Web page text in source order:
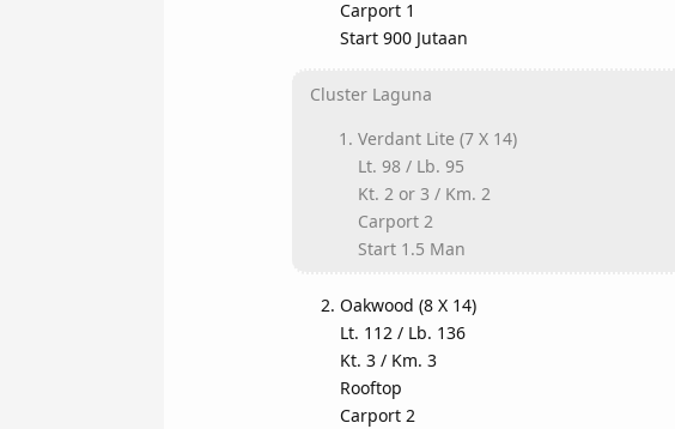
Carport 1
Start 900 Jutaan
Cluster Laguna
Verdant Lite (7 X 14)
Lt. 98 / Lb. 95
Kt. 2 or 3 / Km. 2
Carport 2
Start 1.5 Man
Oakwood (8 X 14)
Lt. 112 / Lb. 136
Kt. 3 / Km. 3
Rooftop
Carport 2